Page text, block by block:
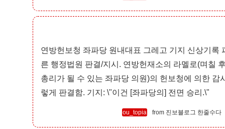
연방헌보청 좌파당 원내대표 그레고 기지 신상기록
른 행정법원 판결/지시. 연방헌재소의 라멜로(며칠
총리가 될 수 있는 좌파당 의원)의 헌보청에 의한 감
렇게 판결함. 기지: \"이건 [좌파당의] 전면 승리.\"
ou_topia 진보블로그 한줄수다